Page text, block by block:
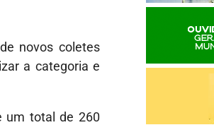
novos coletes
a categoria e
um total de 260